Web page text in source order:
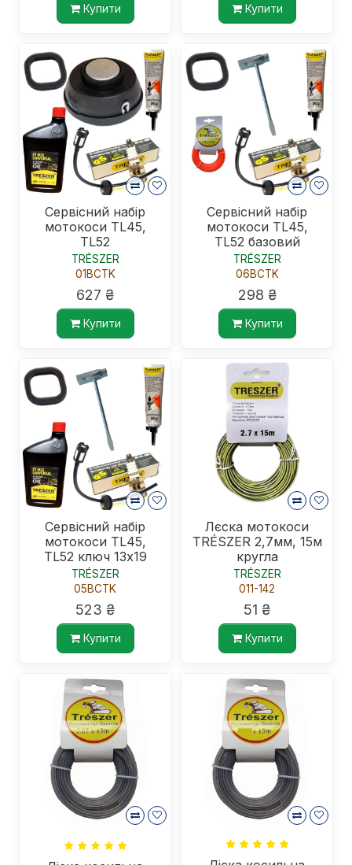
Купити Купити
Сервісний набір
мотокоси TL45,
TL52
TRÉSZER
01BCTK
627 ₴
Купити
Сервісний набір
мотокоси TL45,
TL52 базовий
TRÉSZER
06BCTK
298 ₴
Купити
Сервісний набір
мотокоси TL45,
TL52 ключ 13х19
TRÉSZER
05BCTK
523 ₴
Купити
Лєска мотокоси
TRÉSZER 2,7мм, 15м
кругла
TRÉSZER
011-142
51 ₴
Купити